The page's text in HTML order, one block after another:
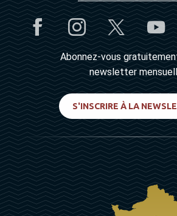
Abonnez-vous
newsletter
S'INSCRIRE À LA